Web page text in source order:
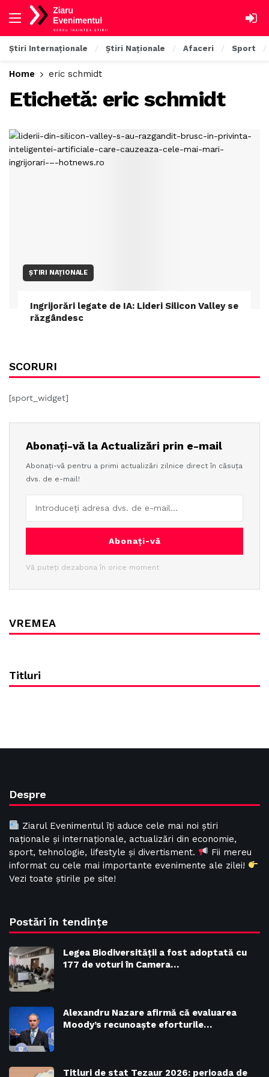
Știri Internaționale Știri Naționale Afaceri Sport
Home eric schmidt
Etichetă: eric schmidt
ȘTIRI NAȚIONALE
Ingrijorări legate de IA: Lideri Silicon Valley se
răzgândesc
SCORURI
[sport_widget]
Abonați-vă la Actualizări prin e-mail
Abonați-vă pentru a primi actualizări zilnice direct în căsuța
dvs. de e-mail!
Abonați-vă
Vă puteți dezabona în orice moment
VREMEA
Titluri
Despre
Ziarul Evenimentul îți aduce cele mai noi știri
naționale și internaționale, actualizări din economie,
sport, tehnologie, lifestyle și divertisment.
Fii mereu
informat cu cele mai importante evenimente ale zilei!
Vezi toate știrile pe site!
Postări în tendințe
Legea Biodiversităţii a fost adoptată cu
177 de voturi în Camera…
Alexandru Nazare afirmă că evaluarea
Moody’s recunoaște eforturile…
Titluri de stat Tezaur 2026: perioada de